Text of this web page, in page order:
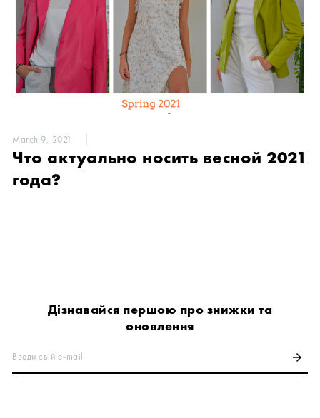
March 9, 2021
Что актуально носить весной 2021
года?
Дізнавайся першою про знижки та
оновлення
Введи свій e-mail arrow_forward